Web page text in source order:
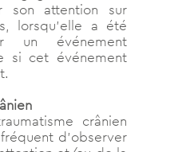
son attention sur
lorsqu’elle a été
un événement
si cet événement
crânien
d’observer